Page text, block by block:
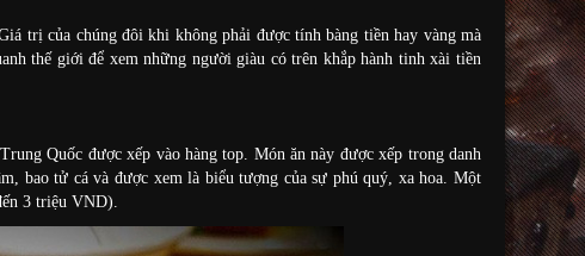
trị của chúng đôi khi không phải được tính bàng tiền hay vàng mà
thế giới để xem những người giàu có trên khắp hành tinh xài tiền
Quốc được xếp vào hàng top. Món ăn này được xếp trong danh
bao tử cá và được xem là biểu tượng của sự phú quý, xa hoa. Một
3 triệu VND).